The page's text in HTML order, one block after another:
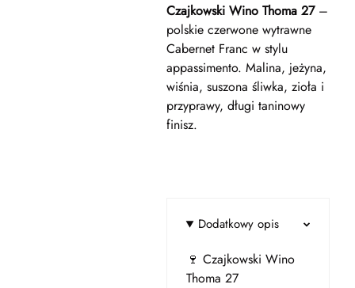
Czajkowski Wino Thoma 27–
polskie czerwone wytrawne
Cabernet Franc w stylu
appassimento. Malina, jeżyna,
wiśnia, suszona śliwka, zioła i
przyprawy, długi taninowy
finisz.
Dodatkowy opis
🍷 Czajkowski Wino
Thoma 27